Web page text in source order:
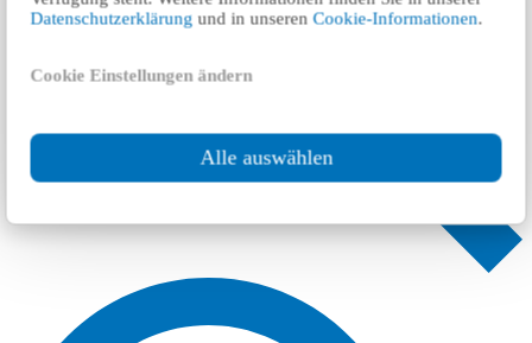
Datenschutzerklärung und in unserenCookie-Informationen.
Cookie Einstellungen ändern
Alle auswählen